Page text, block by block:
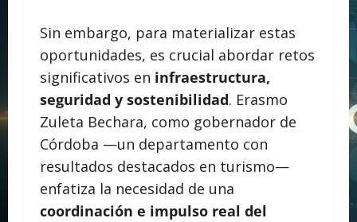
Sin embargo, para materializar estas
oportunidades, es crucial abordar retos
significativos en infraestructura,
seguridad y sostenibilidad. Erasmo
Zuleta Bechara, como gobernador de
Córdoba —un departamento con
resultados destacados en turismo—
enfatiza la necesidad de una
coordinación e impulso real del